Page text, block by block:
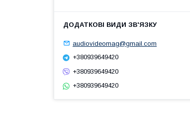
audiovideomag@gmail.com
+380939649420
+380939649420
+380939649420